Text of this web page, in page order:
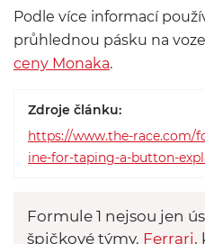
Podle více informací
průhlednou pásku na
ceny Monaka.
Zdroje článku:
https://www.the-race.com/
ine-for-taping-a-button-
Formule 1 nejsou jen
špičkové týmy. Ferrari,